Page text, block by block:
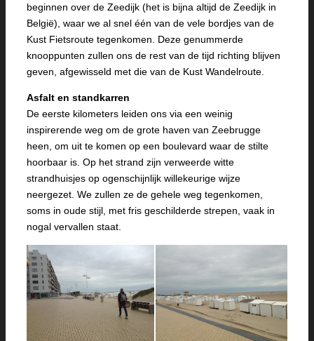
beginnen over de Zeedijk (het is bijna altijd de Zeedijk in
België), waar we al snel één van de vele bordjes van de
Kust Fietsroute tegenkomen. Deze genummerde
knooppunten zullen ons de rest van de tijd richting blijven
geven, afgewisseld met die van de Kust Wandelroute.
Asfalt en standkarren
De eerste kilometers leiden ons via een weinig
inspirerende weg om de grote haven van Zeebrugge
heen, om uit te komen op een boulevard waar de stilte
hoorbaar is. Op het strand zijn verweerde witte
strandhuisjes op ogenschijnlijk willekeurige wijze
neergezet. We zullen ze de gehele weg tegenkomen,
soms in oude stijl, met fris geschilderde strepen, vaak in
nogal vervallen staat.